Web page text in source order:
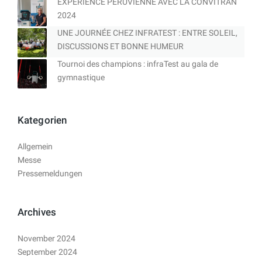
2024
UNE JOURNÉE CHEZ INFRATEST : ENTRE SOLEIL,
DISCUSSIONS ET BONNE HUMEUR
Tournoi des champions : infraTest au gala de
gymnastique
Kategorien
Allgemein
Messe
Pressemeldungen
Archives
November 2024
September 2024